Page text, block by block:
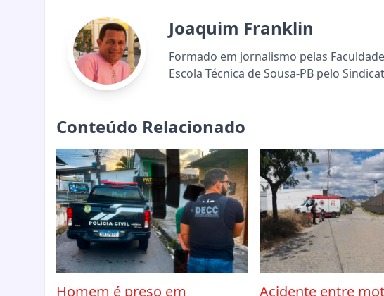
Joaquim Franklin
Formado em jornalismo pelas
Escola Técnica de Sousa-PB pelo
Conteúdo Relacionado
Homem é preso em
Acidente entre